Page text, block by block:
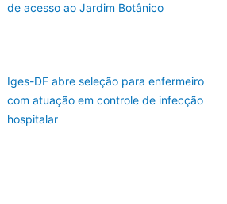
de acesso ao Jardim Botânico
Iges-DF abre seleção para enfermeiro
com atuação em controle de infecção
hospitalar